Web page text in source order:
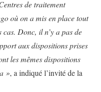
de traitement
où on a mis en place tout
cas. Donc, il n’y a pas de
aux dispositions prises
les mêmes dispositions
», a indiqué l’invité de la